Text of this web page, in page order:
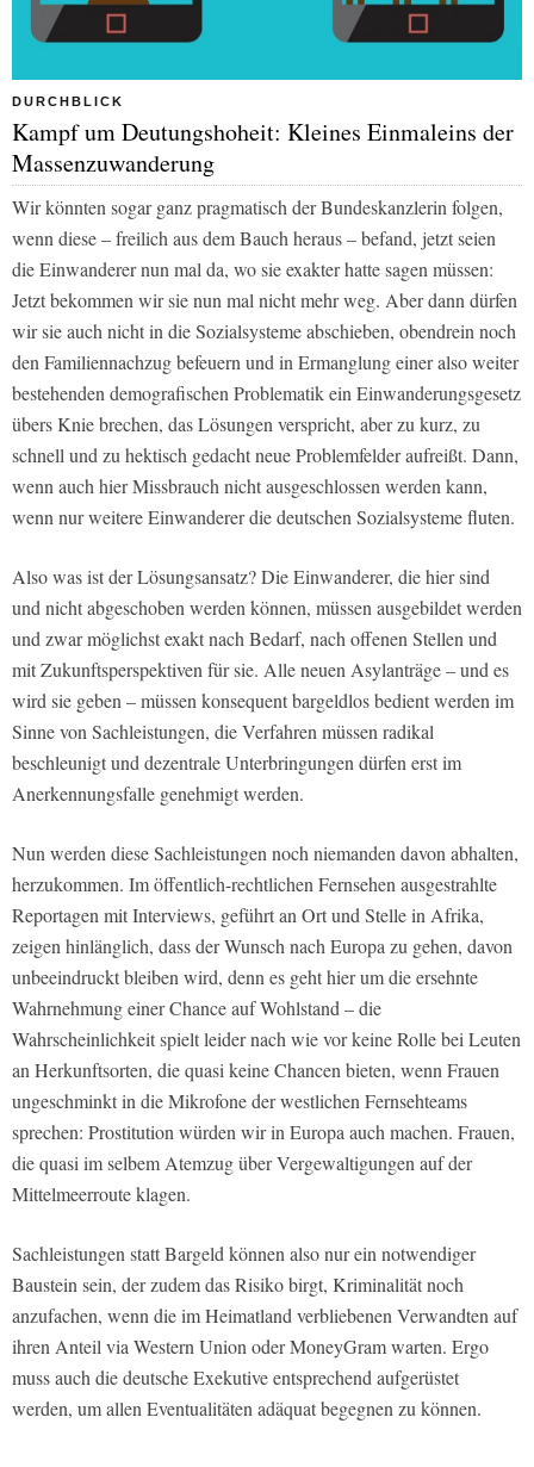
DURCHBLICK
Kampf um Deutungshoheit: Kleines Einmaleins der
Massenzuwanderung
Wir könnten sogar ganz pragmatisch der Bundeskanzlerin folgen,
wenn diese – freilich aus dem Bauch heraus – befand, jetzt seien
die Einwanderer nun mal da, wo sie exakter hatte sagen müssen:
Jetzt bekommen wir sie nun mal nicht mehr weg. Aber dann dürfen
wir sie auch nicht in die Sozialsysteme abschieben, obendrein noch
den Familiennachzug befeuern und in Ermanglung einer also weiter
bestehenden demografischen Problematik ein Einwanderungsgesetz
übers Knie brechen, das Lösungen verspricht, aber zu kurz, zu
schnell und zu hektisch gedacht neue Problemfelder aufreißt. Dann,
wenn auch hier Missbrauch nicht ausgeschlossen werden kann,
wenn nur weitere Einwanderer die deutschen Sozialsysteme fluten.
Also was ist der Lösungsansatz? Die Einwanderer, die hier sind
und nicht abgeschoben werden können, müssen ausgebildet werden
und zwar möglichst exakt nach Bedarf, nach offenen Stellen und
mit Zukunftsperspektiven für sie. Alle neuen Asylanträge – und es
wird sie geben – müssen konsequent bargeldlos bedient werden im
Sinne von Sachleistungen, die Verfahren müssen radikal
beschleunigt und dezentrale Unterbringungen dürfen erst im
Anerkennungsfalle genehmigt werden.
Nun werden diese Sachleistungen noch niemanden davon abhalten,
herzukommen. Im öffentlich-rechtlichen Fernsehen ausgestrahlte
Reportagen mit Interviews, geführt an Ort und Stelle in Afrika,
zeigen hinlänglich, dass der Wunsch nach Europa zu gehen, davon
unbeeindruckt bleiben wird, denn es geht hier um die ersehnte
Wahrnehmung einer Chance auf Wohlstand – die
Wahrscheinlichkeit spielt leider nach wie vor keine Rolle bei Leuten
an Herkunftsorten, die quasi keine Chancen bieten, wenn Frauen
ungeschminkt in die Mikrofone der westlichen Fernsehteams
sprechen: Prostitution würden wir in Europa auch machen. Frauen,
die quasi im selbem Atemzug über Vergewaltigungen auf der
Mittelmeerroute klagen.
Sachleistungen statt Bargeld können also nur ein notwendiger
Baustein sein, der zudem das Risiko birgt, Kriminalität noch
anzufachen, wenn die im Heimatland verbliebenen Verwandten auf
ihren Anteil via Western Union oder MoneyGram warten. Ergo
muss auch die deutsche Exekutive entsprechend aufgerüstet
werden, um allen Eventualitäten adäquat begegnen zu können.